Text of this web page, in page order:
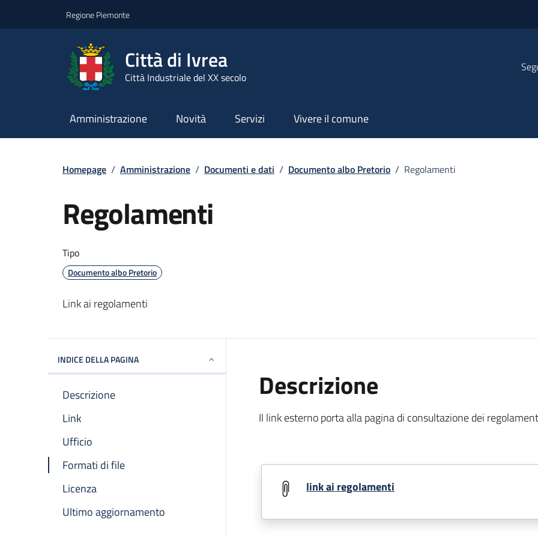
Regione Piemonte
Città di Ivrea
Città Industriale del XX secolo
Amministrazione Novità Servizi Vivere il comune
Homepage / Amministrazione / Documenti e dati / Documento albo Pretorio / Regolamenti
Regolamenti
Tipo
Documento albo Pretorio
Descrizione Breve
Link ai regolamenti
INDICE DELLA PAGINA
Descrizione
Link
Ufficio
Formati di file
Licenza
Ultimo aggiornamento
Descrizione
Il link esterno porta alla pagina di consultazione dei
link ai regolamenti